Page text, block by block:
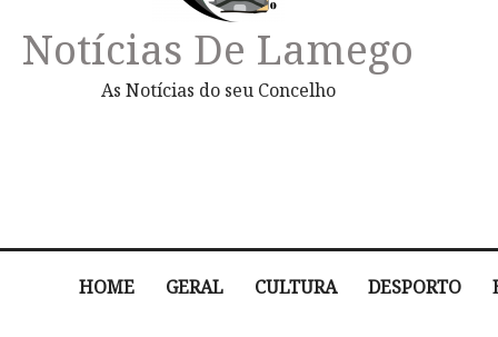
Notícias De Lamego
As Notícias do seu Concelho
HOME GERAL CULTURA DESPORTO